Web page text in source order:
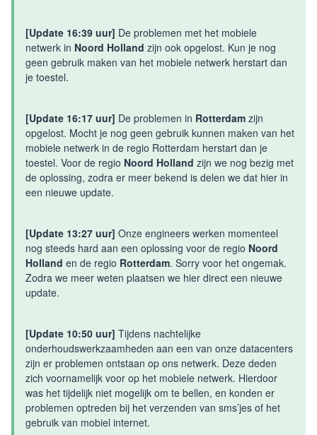
[Update 16:39 uur] De problemen met het mobiele
netwerk in Noord Holland zijn ook opgelost. Kun je nog
geen gebruik maken van het mobiele netwerk herstart dan
je toestel.
[Update 16:17 uur] De problemen in Rotterdam zijn
opgelost. Mocht je nog geen gebruik kunnen maken van het
mobiele netwerk in de regio Rotterdam herstart dan je
toestel. Voor de regio Noord Holland zijn we nog bezig met
de oplossing, zodra er meer bekend is delen we dat hier in
een nieuwe update.
[Update 13:27 uur] Onze engineers werken momenteel
nog steeds hard aan een oplossing voor de regio Noord
Holland en de regio Rotterdam. Sorry voor het ongemak.
Zodra we meer weten plaatsen we hier direct een nieuwe
update.
[Update 10:50 uur] Tijdens nachtelijke
onderhoudswerkzaamheden aan een van onze datacenters
zijn er problemen ontstaan op ons netwerk. Deze deden
zich voornamelijk voor op het mobiele netwerk. Hierdoor
was het tijdelijk niet mogelijk om te bellen, en konden er
problemen optreden bij het verzenden van sms’jes of het
gebruik van mobiel internet.